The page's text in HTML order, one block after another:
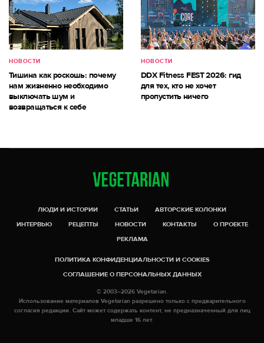
НОВОСТИ
Тишина как роскошь: почему
нам жизненно необходимо
выключать шум и
возвращаться к себе
НОВОСТИ
DDX Fitness FEST 2026: гид
для тех, кто не хочет
пропустить ничего
ЛЮДИ И ИСТОРИИ СТАТЬИ
АВТОРСКИЕ КОЛОНКИ
ИНТЕРВЬЮ
РЕЦЕПТЫ НОВОСТИ КОНТАКТЫ
О ПРОЕКТЕ
РЕКЛАМА
ПОЛИТИКА КОНФИДЕНЦИАЛЬНОСТИ И COOKIES
СОГЛАШЕНИЕ О ПЕРСОНАЛЬНЫХ ДАННЫХ
© 2003–2026 Vegetarian.
Использование материалов Vegetarian разрешено только с предварительного
согласия редакции. Сайт может содержать контент, не предназначенный для лиц
младше 16 лет.